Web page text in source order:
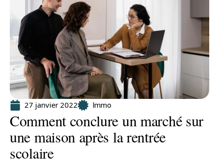
27 janvier 2022 Immo
Comment conclure un marché sur
une maison après la rentrée
scolaire